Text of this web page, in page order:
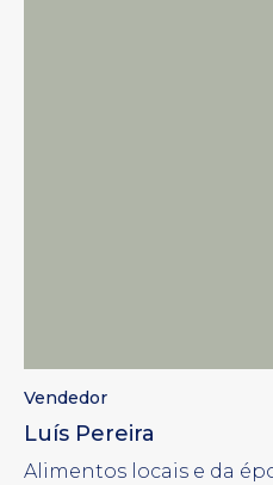
Vendedor
Luís Pereira
Alimentos locais e da